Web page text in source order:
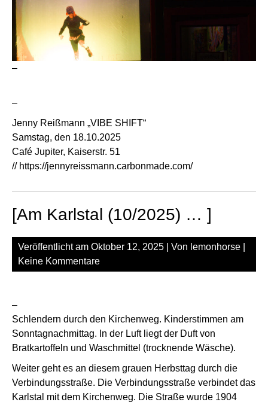
–
–
Jenny Reißmann „VIBE SHIFT“
Samstag, den 18.10.2025
Café Jupiter, Kaiserstr. 51
// https://jennyreissmann.carbonmade.com/
[Am Karlstal (10/2025) … ]
Veröffentlicht am Oktober 12, 2025 | Von lemonhorse
Keine Kommentare
–
Schlendern durch den Kirchenweg. Kinderstimmen am
Sonntagnachmittag. In der Luft liegt der Duft von
Bratkartoffeln und Waschmittel (trocknende Wäsche).
Weiter geht es an diesem grauen Herbsttag durch die
Verbindungsstraße. Die Verbindungsstraße verbindet das
Karlstal mit dem Kirchenweg. Die Straße wurde 1904